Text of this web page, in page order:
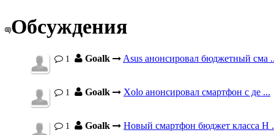
Обсуждения
1 Goalk Asus анонсировал бюджетный сма
1 Goalk Xolo анонсировал смартфон с де ...
1 Goalk Новый смартфон бюджет класса H